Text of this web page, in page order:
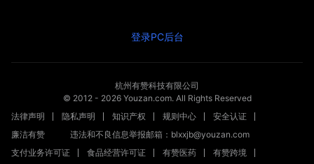
登录PC后台
杭州有赞科技有限公司
© 2012 - 2026Youzan.com. All Rights Reserved
法律声明
隐私声明 知识产权 规则中心
安全认证
廉洁有赞
违法和不良信息举报邮箱：blxxjb@youzan.com
支付业务许可证
食品经营许可证 有赞医药
有赞跨境